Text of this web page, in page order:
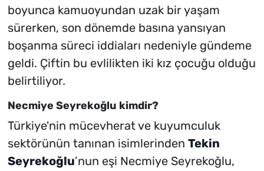
boyunca kamuoyundan uzak bir yaşam
sürerken, son dönemde basına yansıyan
boşanma süreci iddiaları nedeniyle gündeme
geldi. Çiftin bu evlilikten iki kız çocuğu olduğu
belirtiliyor.
Necmiye Seyrekoğlu kimdir?
Türkiye'nin mücevherat ve kuyumculuk
sektörünün tanınan isimlerinden Tekin
Seyrekoğlu’nun eşi Necmiye Seyrekoğlu,